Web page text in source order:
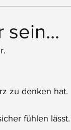
sein...
zu denken hat.
fühlen lässt.